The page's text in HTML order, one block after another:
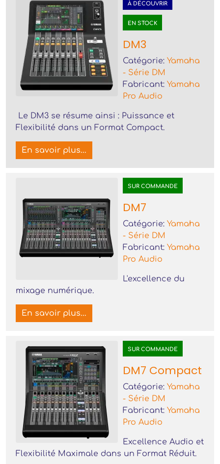
À DÉCOUVRIR
EN STOCK
DM3
Catégorie: Yamaha
- Série DM
Fabricant: Yamaha
Pro Audio
Le DM3 se résume ainsi : Puissance et
Flexibilité dans un Format Compact.
En savoir plus...
SUR COMMANDE
DM7
Catégorie: Yamaha
- Série DM
Fabricant: Yamaha
Pro Audio
L'excellence du
mixage numérique.
En savoir plus...
SUR COMMANDE
DM7 Compact
Catégorie: Yamaha
- Série DM
Fabricant: Yamaha
Pro Audio
Excellence Audio et
Flexibilité Maximale dans un Format Réduit.